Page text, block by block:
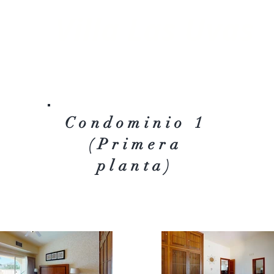
Condominio 1
(Primera
planta)